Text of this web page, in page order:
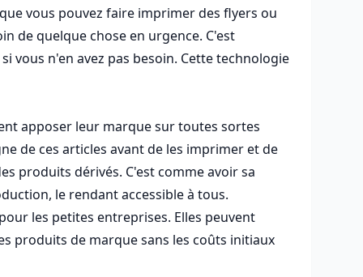
vous pouvez faire imprimer des flyers ou
de quelque chose en urgence. C'est
vous n'en avez pas besoin. Cette technologie
apposer leur marque sur toutes sortes
de ces articles avant de les imprimer et de
produits dérivés. C'est comme avoir sa
le rendant accessible à tous.
les petites entreprises. Elles peuvent
produits de marque sans les coûts initiaux